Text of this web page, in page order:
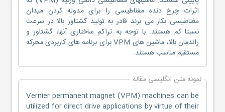
اثرات چرخ دنده مغناطیسی را برای مدوله کردن میدان
مغناطیسی بکار می برند قادر به تولید گشتاور بالا در سرعت
نسبتا کم هستند. با توجه به تراکم ساختاری آنها، گشتاور و
راندمان بالا، ماشین های VPM برای برنامه های کاربردی محرکه
مستقیم مناسب هستند.
نمونه متن انگلیسی مقاله
Vernier permanent magnet (VPM) machines can be
utilized for direct drive applications by virtue of their